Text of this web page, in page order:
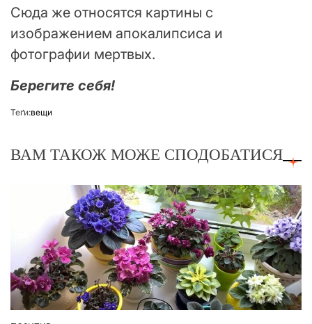
Сюда же относятся картины с
изображением апокалипсиса и
фотографии мертвых.
Берегите себя!
Теґи:вещи
ВАМ ТАКОЖ МОЖЕ СПОДОБАТИСЯ